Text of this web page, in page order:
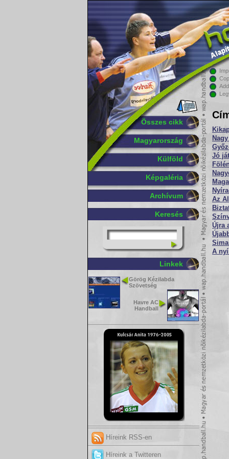
Összes cikk
Magyarország
Külföld
Képgaléria
Archívum
Keresés
Linkek
Görög Kézilabda
Szövetség
Havre AC
Handball
Híreink RSS-en
Híreink a Twitteren
Jó
Az
Újra
A